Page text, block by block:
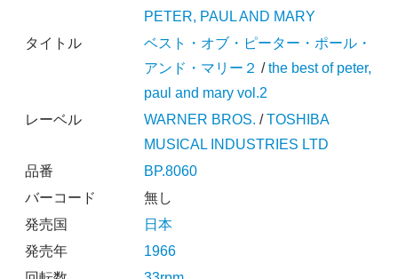
PETER, PAUL AND MARY
タイトル
ベスト・オブ・ピーター・ポール・
アンド・マリー２ /the best of peter,
paul and mary vol.2
レーベル
WARNER BROS. /TOSHIBA
MUSICAL INDUSTRIES LTD
品番
BP.8060
バーコード
無し
発売国
日本
発売年
1966